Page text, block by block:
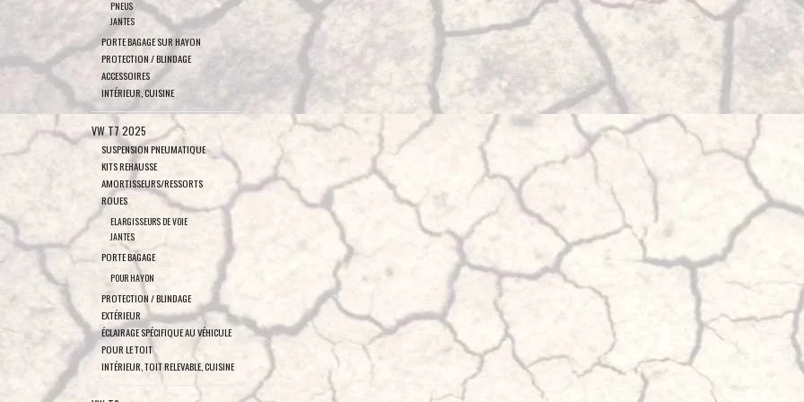
PNEUS
JANTES
PORTE BAGAGE SUR HAYON
PROTECTION / BLINDAGE
ACCESSOIRES
INTÉRIEUR, CUISINE
VW T7 2025
SUSPENSION PNEUMATIQUE
KITS REHAUSSE
AMORTISSEURS/RESSORTS
ROUES
ELARGISSEURS DE VOIE
JANTES
PORTE BAGAGE
POUR HAYON
PROTECTION / BLINDAGE
EXTÉRIEUR
ÉCLAIRAGE SPÉCIFIQUE AU VÉHICULE
POUR LE TOIT
INTÉRIEUR, TOIT RELEVABLE, CUISINE